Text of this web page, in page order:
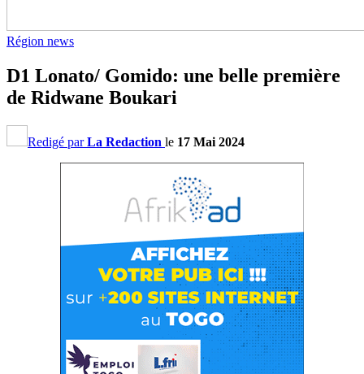
Région news
D1 Lonato/ Gomido: une belle première
de Ridwane Boukari
Redigé parLa Redaction le 17 Mai 2024